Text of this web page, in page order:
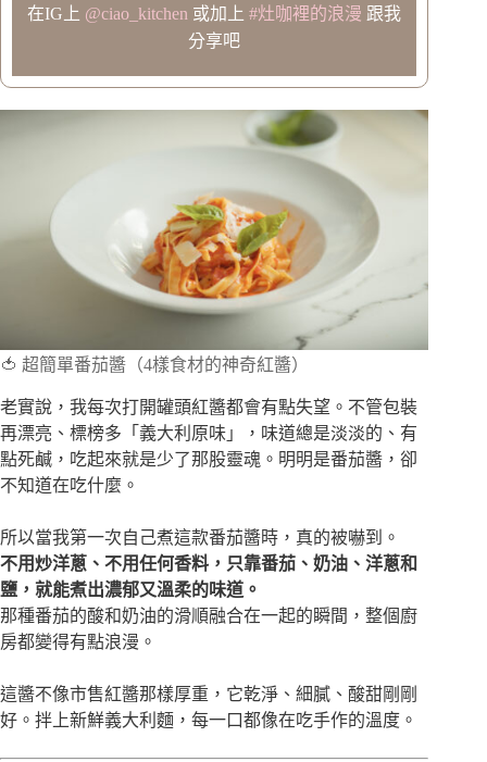
在IG上 @ciao_kitchen 或加上#灶咖裡的浪漫 跟我
分享吧
🍅 超簡單番茄醬（4樣食材的神奇紅醬）
老實說，我每次打開罐頭紅醬都會有點失望。不管包裝
再漂亮、標榜多「義大利原味」，味道總是淡淡的、有
點死鹹，吃起來就是少了那股靈魂。明明是番茄醬，卻
不知道在吃什麼。
所以當我第一次自己煮這款番茄醬時，真的被嚇到。
不用炒洋蔥、不用任何香料，只靠番茄、奶油、洋蔥和
鹽，就能煮出濃郁又溫柔的味道。
那種番茄的酸和奶油的滑順融合在一起的瞬間，整個廚
房都變得有點浪漫。
這醬不像市售紅醬那樣厚重，它乾淨、細膩、酸甜剛剛
好。拌上新鮮義大利麵，每一口都像在吃手作的溫度。